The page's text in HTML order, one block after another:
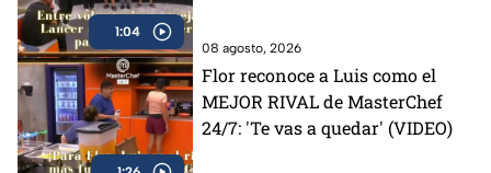
1:04
08 agosto, 2026
Flor reconoce a Luis como el
MEJOR RIVAL de MasterChef
24/7: 'Te vas a quedar' (VIDEO)